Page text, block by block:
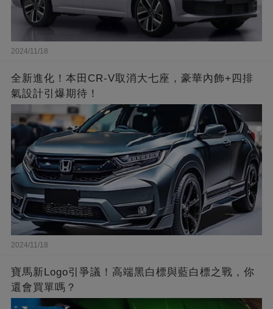
2024/11/18
全新進化！本田CR-V取消大七座，豪華內飾+四排
氣設計引爆期待！
2024/11/18
寶馬新Logo引爭議！高端黑白標與藍白標之戰，你
還會買單嗎？